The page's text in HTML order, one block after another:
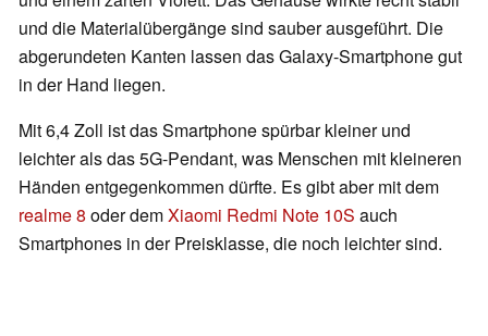
und die Materialübergänge sind sauber ausgeführt. Die
abgerundeten Kanten lassen das Galaxy-Smartphone gut
in der Hand liegen.
Mit 6,4 Zoll ist das Smartphone spürbar kleiner und
leichter als das 5G-Pendant, was Menschen mit kleineren
Händen entgegenkommen dürfte. Es gibt aber mit dem
realme 8 oder demXiaomi Redmi Note 10S auch
Smartphones in der Preisklasse, die noch leichter sind.